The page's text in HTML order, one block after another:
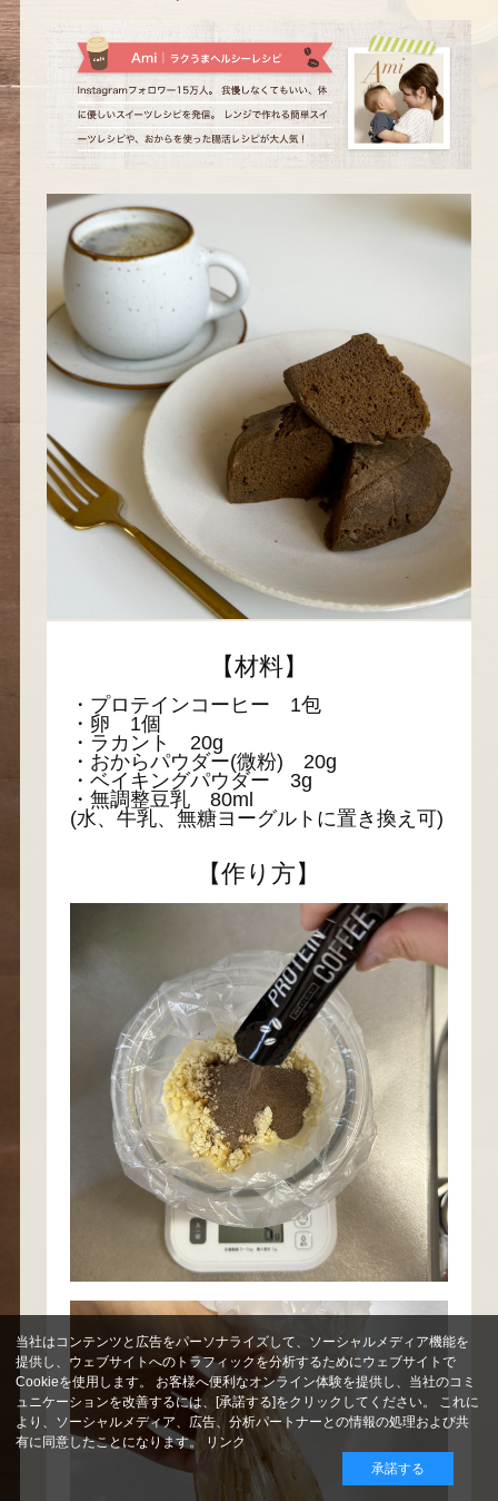
【材料】
・プロテインコーヒー 1包
・卵 1個
・ラカント 20g
・おからパウダー(微粉) 20g
・ベイキングパウダー 3g
・無調整豆乳 80ml
(水、牛乳、無糖ヨーグルトに置き換え可)
【作り方】
当社はコンテンツと広告をパーソナライズして、ソーシャルメディア機能を
提供し、ウェブサイトへのトラフィックを分析するためにウェブサイトで
Cookieを使用します。 お客様へ便利なオンライン体験を提供し、当社のコミ
ュニケーションを改善するには、[承諾する]をクリックしてください。 これに
より、ソーシャルメディア、広告、分析パートナーとの情報の処理および共
有に同意したことになります。
リンク
承諾する